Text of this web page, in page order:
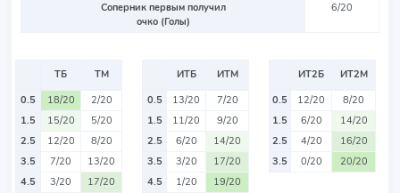
Соперник первым получил
очко (Голы)
6/20
ТБ
ТМ
0.5
18/20
2/20
1.5
15/20
5/20
2.5
12/20
8/20
3.5
7/20
13/20
4.5
3/20
17/20
ИТБ
ИТМ
0.5
13/20
7/20
1.5
11/20
9/20
2.5
6/20
14/20
3.5
3/20
17/20
4.5
1/20
19/20
ИТ2Б
ИТ2М
0.5
12/20
8/20
1.5
6/20
14/20
2.5
4/20
16/20
3.5
0/20 20/20